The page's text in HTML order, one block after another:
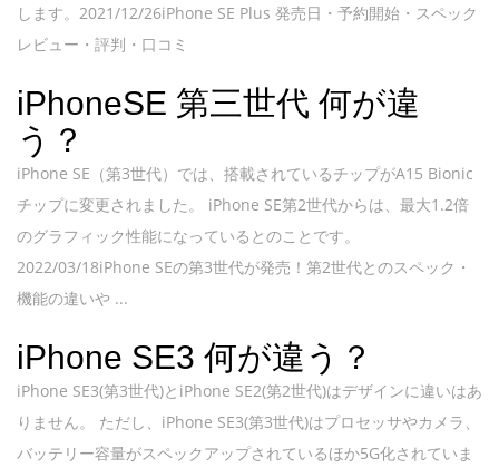
します。2021/12/26iPhone SE Plus 発売日・予約開始・スペック
レビュー・評判・口コミ
iPhoneSE 第三世代 何が違
う？
iPhone SE（第3世代）では、搭載されているチップがA15 Bionic
チップに変更されました。 iPhone SE第2世代からは、最大1.2倍
のグラフィック性能になっているとのことです。
2022/03/18iPhone SEの第3世代が発売！第2世代とのスペック・
機能の違いや ...
iPhone SE3 何が違う？
iPhone SE3(第3世代)とiPhone SE2(第2世代)はデザインに違いはあ
りません。 ただし、iPhone SE3(第3世代)はプロセッサやカメラ、
バッテリー容量がスペックアップされているほか5G化されていま